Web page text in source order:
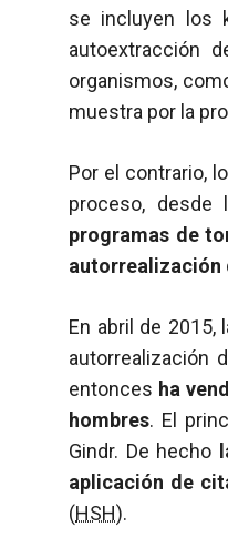
se incluyen los
autoextracción
organismos,
muestra por la
Por el contrario,
proceso,
programas de
autorrealización
En abril de
autorrealización
entonces ha
hombres. El
Gindr. De hecho
aplicación de
(HSH).